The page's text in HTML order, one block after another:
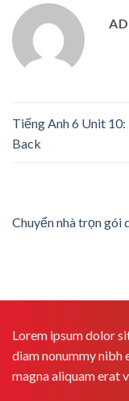
Tiếng Anh 6 Unit
Back
Chuyển nhà trọn gói
Lorem ipsum dolor
diam nonummy
magna aliquam erat